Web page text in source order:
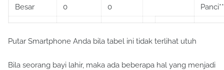
Besar
0
0
Panci**
Putar Smartphone Anda bila tabel ini tidak terlihat utuh
Bila seorang bayi lahir, maka ada beberapa hal yang menjadi